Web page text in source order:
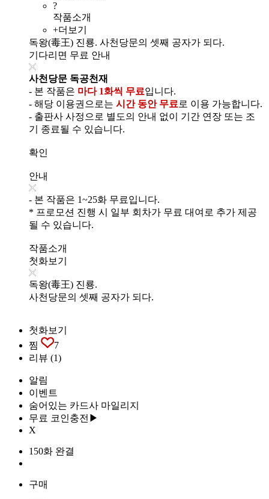
?
작품소개
+더보기
독왕(毒王) 진룡. 사천당문의 셋째 공자가 되다.
기다리면 무료 안내
사천당문 독공천재
- 본 작품은 마다 1화씩 무료입니다.
- 해당 이용권으로는 시간 동안 무료 로 이용 가능합니다.
- 출판사 사정으로 별도의 안내 없이 기간 연장 또는 조
기 종료될 수 있습니다.
확인
안내
- 본 작품은 1~25화 무료입니다.
* 프로모션 진행 시 일부 회차가 무료 대여로 추가 제공
될 수 있습니다.
작품소개
첫화보기
독왕(毒王) 진룡.
사천당문의 셋째 공자가 되다.
첫화보기
찜
7
리뷰 (1)
알림
이벤트
숨어있는 카드사 마일리지
무료 코인충전▶
X
150화 완결
구매